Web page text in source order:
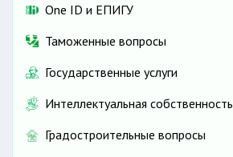
One ID и ЕПИГУ
Таможенные вопросы
Государственные услуги
Интеллектуальная собственность
Градостроительные вопросы